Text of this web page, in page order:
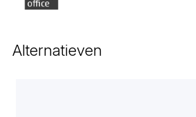
Alternatieven